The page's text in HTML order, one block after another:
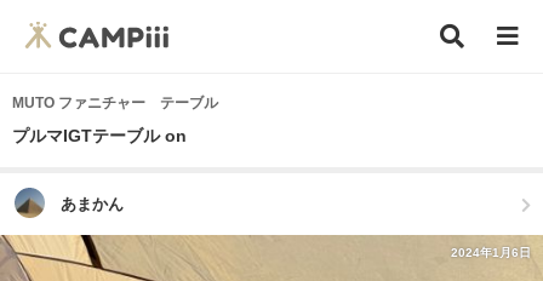
MUTO ファニチャー テーブル
プルマIGTテーブル on
あまかん
2024年1月6日